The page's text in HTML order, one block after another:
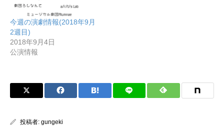
今週の演劇情報(2018年9月
2週目)
2018年9月4日
公演情報
投稿者: gungeki